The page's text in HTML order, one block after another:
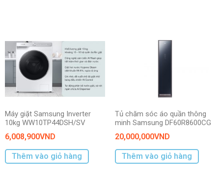
Máy giặt Samsung Inverter
10kg WW10TP44DSH/SV
6,008,900VND
Thêm vào giỏ hàng
Tủ chăm sóc áo quần thông
minh Samsung DF60R8600CG
20,000,000VND
Thêm vào giỏ hàng